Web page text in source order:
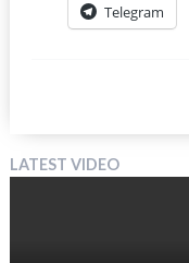
Telegram
LATEST VIDEO